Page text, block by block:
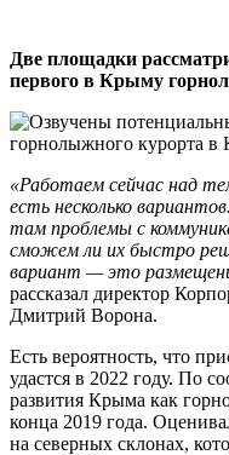
Две площадки
первого в Крыму
«Работаем сейчас над
есть несколько
там проблемы с
сможем ли их быстро
вариант — это
рассказал директор
Дмитрий Ворона.
Есть вероятность, что
удастся в 2022 году. По
развития Крыма как
конца 2019 года.
на северных склонах,